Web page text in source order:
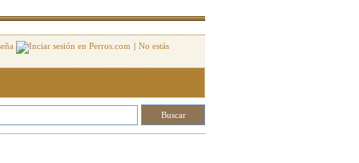
| No estás